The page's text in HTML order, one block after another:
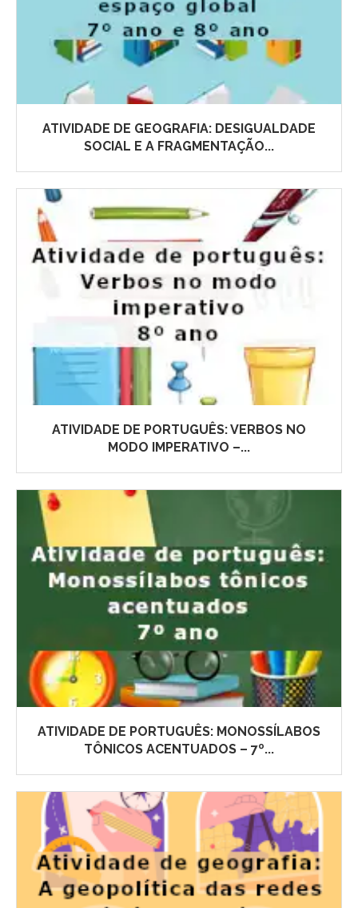
ATIVIDADE DE GEOGRAFIA: DESIGUALDADE
SOCIAL E A FRAGMENTAÇÃO...
ATIVIDADE DE PORTUGUÊS: VERBOS NO
MODO IMPERATIVO –...
ATIVIDADE DE PORTUGUÊS: MONOSSÍLABOS
TÔNICOS ACENTUADOS – 7º...